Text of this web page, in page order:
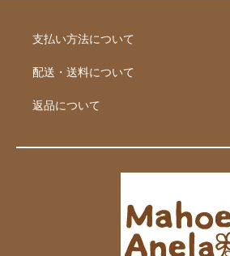
支払い方法について
配送・送料について
返品について